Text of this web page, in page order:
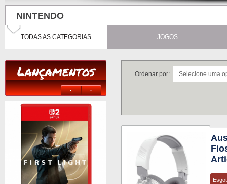
NINTENDO
TODAS AS CATEGORIAS JOGOS
Lançamentos Ordenar por: